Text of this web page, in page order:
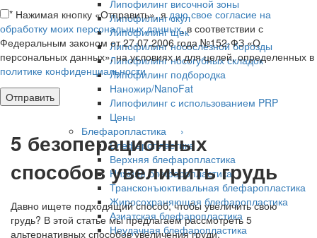
Липофилинг височной зоны
Липофилинг скул
Липофилинг щек
Липофилинг носослезной борозды
Липофилинг носогубных складок
Липофилинг подбородка
Наножир/NanoFat
Липофилинг с использованием PRP
Цены
Блефаропластика ›
Блефаропластика
Верхняя блефаропластика
Нижняя блефаропластика
Трансконъюктивальная блефаропластика
Жиросохраняющая блефаропластика
Азиатская блефаропластика
Неудачная блефаропластика
* Нажимая кнопку «Отправить», ядаю свое согласие на
обработку моих персональных данных, в соответствии с
Федеральным законом от 27.07.2006 года №152-ФЗ «О
персональных данных», на условиях и для целей, определенных в
политике конфиденциальности
5 безоперационных
способов увеличить грудь
Давно ищете подходящий способ, чтобы увеличить свою
грудь? В этой статье мы предлагаем рассмотреть 5
альтернативных способов увеличения груди.